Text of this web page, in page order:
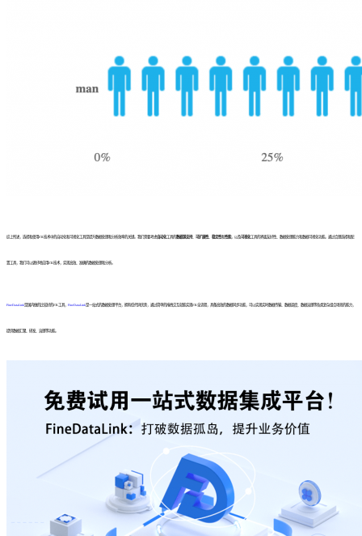
综上所述，选择和使用ETL技术中的自动化和可视化工具是提升数据处理和分析效率的关键。我们需要考虑自动化工具的 数据源支持、 可扩展性 稳定性 和 性能，以及可视化工具的界面友好性、数据处理能力和数据可视化功能。通过合理选择和配
置工具，我们可以更好地应用ETL技术，实现高效、准确的数据处理和分析。
FineDataLink 是国内做的比较好的ETL工具， FineDataLink 是一站式的数据处理平台，拥有低代码优势，通过简单的拖拽交互就能实现ETL全流程，具备高效的数据同步功能，可以实现实时数据传输、数据调度、数据治理等各类复杂组合场景的能力，
提供数据汇聚、研发、治理等功能。